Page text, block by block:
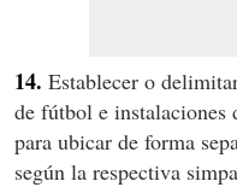
14. Establecer o
de fútbol e instalaciones
para ubicar de forma
según la respectiva